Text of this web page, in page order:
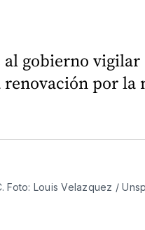
al gobierno
por
Foto: Louis Velazquez /